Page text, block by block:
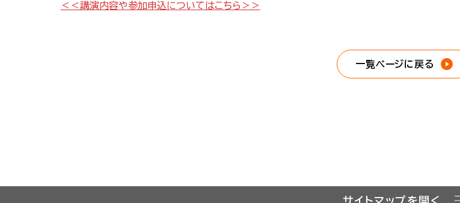
＜＜講演内容や参加申込についてはこちら＞＞
一覧ページに戻る
サイトマップを開く